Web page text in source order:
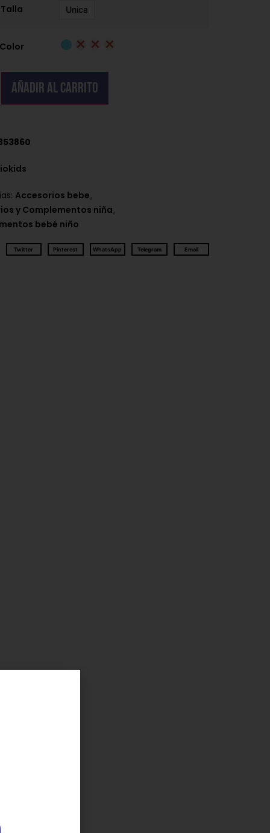
Talla Unica
Color
Añadir al carrito
Accesorios bebe,
y Complementos niña,
bebé niño
Twitter Pinterest WhatsApp Telegram Email